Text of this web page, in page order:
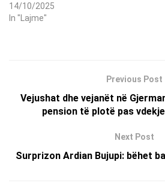
14/10/2025
In "Lajme"
Previous Post
Vejushat dhe vejanët në
pension të plotë pas
Next Post
Surprizon Ardian Bujupi: bëhet